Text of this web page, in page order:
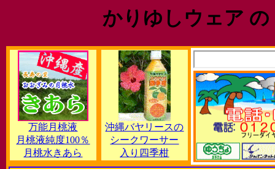
かりゆしウェア
万能月桃液
月桃液純度100％
月桃水きあら
沖縄バヤリースの
シークワーサー
入り四季柑